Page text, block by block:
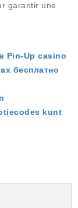
garantir une
Pin-Up casino
бесплатно
kunt